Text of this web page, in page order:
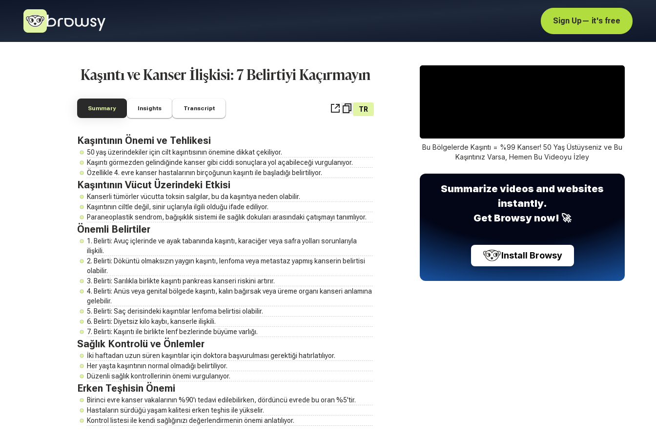
Sign Up— it's free
Kaşıntı ve Kanser İlişkisi: 7 Belirtiyi Kaçırmayın
Summary Insights Transcript TR
Kaşıntının Önemi ve Tehlikesi
50 yaş üzerindekiler için cilt kaşıntısının önemine dikkat çekiliyor.
Kaşıntı görmezden gelindiğinde kanser gibi ciddi sonuçlara yol açabileceği vurgulanıyor.
Özellikle 4. evre kanser hastalarının birçoğunun kaşıntı ile başladığı belirtiliyor.
Kaşıntının Vücut Üzerindeki Etkisi
Kanserli tümörler vücutta toksin salgılar, bu da kaşıntıya neden olabilir.
Kaşıntının ciltle değil, sinir uçlarıyla ilgili olduğu ifade ediliyor.
Paraneoplastik sendrom, bağışıklık sistemi ile sağlık dokuları arasındaki çatışmayı tanımlıyor.
Önemli Belirtiler
1. Belirti: Avuç içlerinde ve ayak tabanında kaşıntı, karaciğer veya safra yolları sorunlarıyla
ilişkili.
2. Belirti: Döküntü olmaksızın yaygın kaşıntı, lenfoma veya metastaz yapmış kanserin belirtisi
olabilir.
3. Belirti: Sarılıkla birlikte kaşıntı pankreas kanseri riskini artırır.
4. Belirti: Anüs veya genital bölgede kaşıntı, kalın bağırsak veya üreme organı kanseri anlamına
gelebilir.
5. Belirti: Saç derisindeki kaşıntılar lenfoma belirtisi olabilir.
6. Belirti: Diyetsiz kilo kaybı, kanserle ilişkili.
7. Belirti: Kaşıntı ile birlikte lenf bezlerinde büyüme varlığı.
Sağlık Kontrolü ve Önlemler
İki haftadan uzun süren kaşıntılar için doktora başvurulması gerektiği hatırlatılıyor.
Her yaşta kaşıntının normal olmadığı belirtiliyor.
Düzenli sağlık kontrollerinin önemi vurgulanıyor.
Erken Teşhisin Önemi
Birinci evre kanser vakalarının %90'ı tedavi edilebilirken, dördüncü evrede bu oran %5'tir.
Hastaların sürdüğü yaşam kalitesi erken teşhis ile yükselir.
Kontrol listesi ile kendi sağlığınızı değerlendirmenin önemi anlatılıyor.
Bu Bölgelerde Kaşıntı = %99 Kanser! 50 Yaş Üstüyseniz ve Bu
Kaşıntınız Varsa, Hemen Bu Videoyu İzley
Summarize videos and websites
instantly.
Get Browsy now! 🚀
Install Browsy